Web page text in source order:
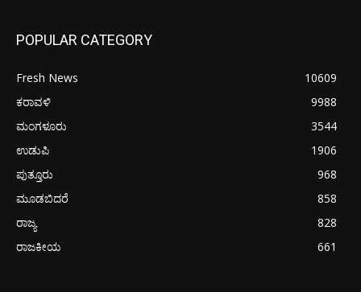
POPULAR CATEGORY
Fresh News
10609
ಕರಾವಳಿ
9988
ಮಂಗಳೂರು
3544
ಉಡುಪಿ
1906
ಪುತ್ತೂರು
968
ಮೂಡಬಿದರೆ
858
ರಾಜ್ಯ
828
ರಾಜಕೀಯ
661